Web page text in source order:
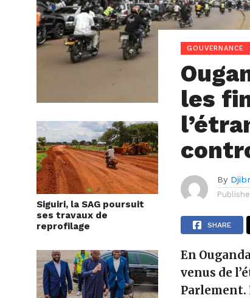
Siguiri, la SAG poursuit
ses travaux de
reprofilage
GOUVERNANCE
les
By
SHARE
En
venus de
Parlement.